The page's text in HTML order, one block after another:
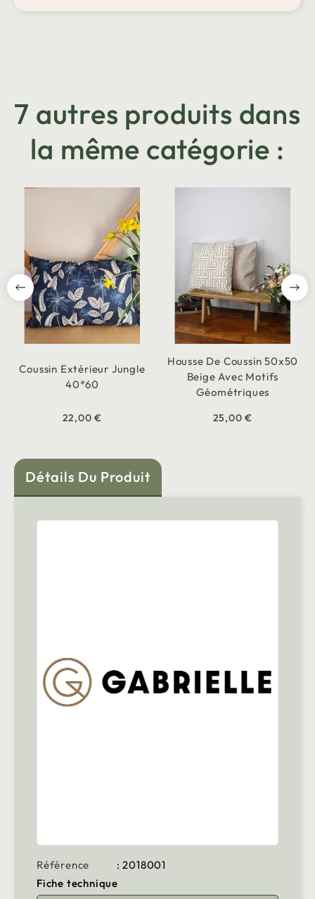
7 autres produits dans
la même catégorie :
Coussin Extérieur Jungle
40*60
22,00 €
Housse De Coussin 50x50
Beige Avec Motifs
Géométriques
25,00 €
Détails Du Produit
Référence
: 2018001
Fiche technique